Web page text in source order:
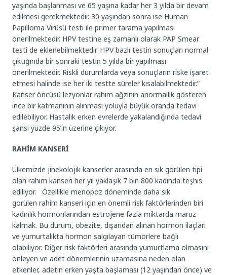
yaşında başlanması ve 65 yaşına kadar her 3 yılda bir devam
edilmesi gerekmektedir. 30 yaşından sonra ise Human
Papilloma Virüsü testi ile primer tarama yapılması
önerilmektedir. HPV testine eş zamanlı olarak PAP Smear
testi de eklenebilmektedir. HPV bazlı testin sonuçları normal
çıktığında bir sonraki testin 5 yılda bir yapılması
önerilmektedir. Riskli durumlarda veya sonuçların riske işaret
etmesi halinde ise her iki testte süreler kısalabilmektedir.”
Kanser öncüsü lezyonlar rahim ağzının anormallik gösteren
ince bir katmanının alınması yoluyla büyük oranda tedavi
edilebiliyor. Hastalık erken evrelerde yakalandığında tedavi
şansı yüzde 95’in üzerine çıkıyor.
RAHİM KANSERİ
Ülkemizde jinekolojik kanserler arasında en sık görülen tipi
olan rahim kanseri her yıl yaklaşık 7 bin 800 kadında teşhis
ediliyor. Özellikle menopoz döneminde daha sık
görülen rahim kanseri için en önemli risk faktörlerinden biri
kadınlık hormonlarından estrojene fazla miktarda maruz
kalmak. Bu durum, obezite, dışarıdan alınan hormon ilaçları
ve yumurtalıkta hormon salgılayan tümörlere bağlı
olabiliyor. Diğer risk faktörleri arasında yumurtlama olmasını
önleyen ve adet dönemlerinin uzamasına neden olan
etkenler, adetin erken yaşta başlaması (12 yaşından önce) ve